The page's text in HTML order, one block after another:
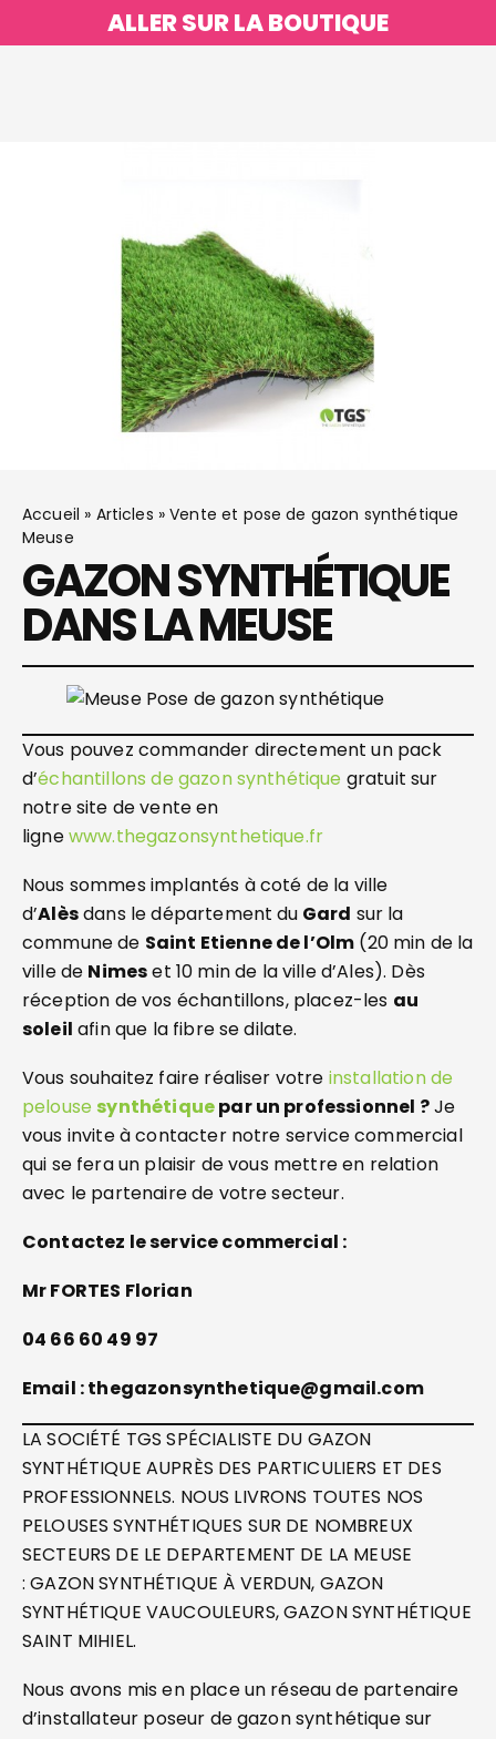
ALLER SUR LA BOUTIQUE
Accueil » Articles »Vente et pose de gazon synthétique
Meuse
GAZON SYNTHÉTIQUE
DANS LA MEUSE
Vous pouvez commander directement un pack
d’échantillons de gazon synthétique gratuit sur
notre site de vente en
lignewww.thegazonsynthetique.fr
Nous sommes implantés à coté de la ville
d’Alèsdans le département du Gard sur la
commune de Saint Etienne de l’Olm (20 min de la
ville de Nimeset 10 min de la ville d’Ales). Dès
réception de vos échantillons, placez-les au
soleil afin que la fibre se dilate.
Vous souhaitez faire réaliser votre installation de
pelouse synthétiquepar un professionnel ?Je
vous invite à contacter notre service commercial
qui se fera un plaisir de vous mettre en relation
avec le partenaire de votre secteur.
Contactez le service commercial :
Mr FORTES Florian
04 66 60 49 97
Email : thegazonsynthetique@gmail.com
LA SOCIÉTÉ TGS SPÉCIALISTE DU GAZON
SYNTHÉTIQUE AUPRÈS DES PARTICULIERS ET DES
PROFESSIONNELS. NOUS LIVRONS TOUTES NOS
PELOUSES SYNTHÉTIQUES SUR DE NOMBREUX
SECTEURS DE LE DEPARTEMENT DE LA MEUSE
: GAZON SYNTHÉTIQUE À VERDUN, GAZON
SYNTHÉTIQUE VAUCOULEURS, GAZON SYNTHÉTIQUE
SAINT MIHIEL.
Nous avons mis en place un réseau de partenaire
d’installateur poseur de gazon synthétique sur